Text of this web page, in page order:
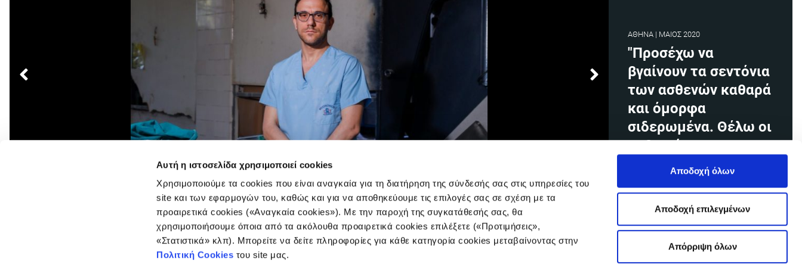
Αυτή η ιστοσελίδα χρησιμοποιεί cookies
Χρησιμοποιούμε τα cookies που είναι αναγκαία για τη διατήρηση της σύνδεσής σας στις υπηρεσίες του
site και των εφαρμογών του, καθώς και για να αποθηκεύουμε τις επιλογές σας σε σχέση με τα
προαιρετικά cookies («Αναγκαία cookies»). Με την παροχή της συγκατάθεσής σας, θα
χρησιμοποιήσουμε όποια από τα ακόλουθα προαιρετικά cookies επιλέξετε («Προτιμήσεις»,
«Στατιστικά» κλπ). Μπορείτε να δείτε πληροφορίες για κάθε κατηγορία cookies μεταβαίνοντας στην
Πολιτική Cookies του site μας.
Αποδοχή όλων
Αποδοχή επιλεγμένων
Απόρριψη όλων
Πλοήγηση
ΑΘΗΝΑ | ΜΑΙΟΣ 2020
"Προσέχω να
βγαίνουν τα σεντόνια
των ασθενών καθαρά
και όμορφα
σιδερωμένα. Θέλω οι
ασθενείς να
κοιμούνται
Χρήστος Πιερράκος
Εργαζόμενος στον ιματισμό /
Νοσοκομείο Σωτηρία